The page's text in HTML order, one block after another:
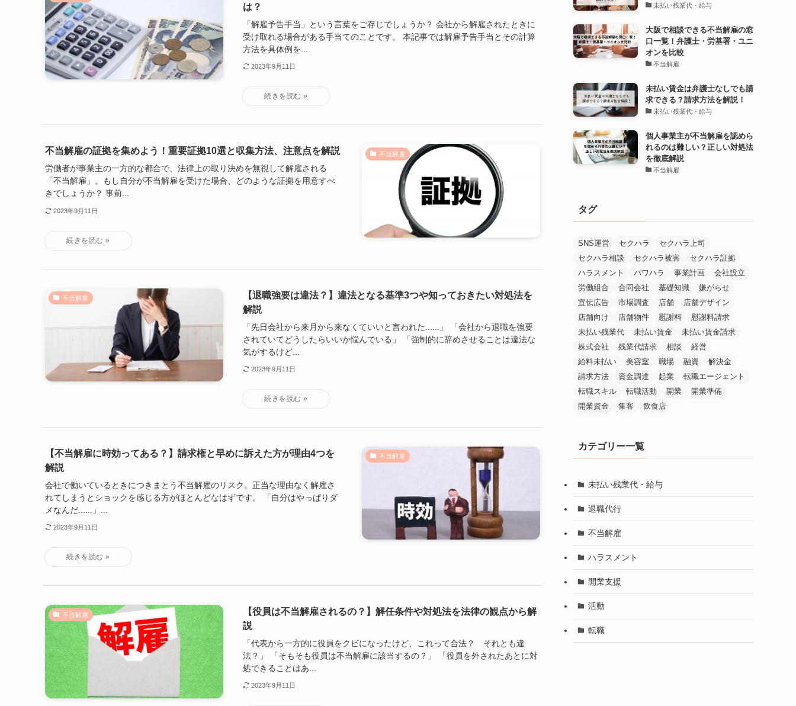
は？
「解雇予告手当」という言葉をご存じでしょうか？ 会社から解雇されたときに
受け取れる場合がある手当てのことです。 本記事では解雇予告手当とその計算
方法を具体例を...
2023年9月11日
不当解雇
不当解雇の証拠を集めよう！重要証拠10選と収集方法、注意点を解説
労働者が事業主の一方的な都合で、法律上の取り決めを無視して解雇される
「不当解雇」。もし自分が不当解雇を受けた場合、どのような証拠を用意すべ
きでしょうか？ 事前...
2023年9月11日
不当解雇
【退職強要は違法？】違法となる基準3つや知っておきたい対処法を
解説
「先日会社から来月から来なくていいと言われた......」 「会社から退職を強要
されていてどうしたらいいか悩んでいる」 「強制的に辞めさせることは違法な
気がするけど...
2023年9月11日
不当解雇
【不当解雇に時効ってある？】請求権と早めに訴えた方が理由4つを
解説
会社で働いているときにつきまとう不当解雇のリスク。正当な理由なく解雇さ
れてしまうとショックを感じる方がほとんどなはずです。 「自分はやっぱりダ
メなんだ......」...
2023年9月11日
不当解雇
【役員は不当解雇されるの？】解任条件や対処法を法律の観点から解
説
「代表から一方的に役員をクビになったけど、これって合法？ それとも違
法？」 「そもそも役員は不当解雇に該当するの？」 「役員を外されたあとに対
処できることはあ...
2023年9月11日
未払い残業代・給与
大阪で相談できる不当解雇の窓
口一覧！弁護士・労基署・ユニ
オンを比較
不当解雇
未払い賃金は弁護士なしでも請
求できる？請求方法を解説！
未払い残業代・給与
個人事業主が不当解雇を認めら
れるのは難しい？正しい対処法
を徹底解説
不当解雇
タグ
SNS運営 セクハラ
セクハラ上司
セクハラ相談
セクハラ被害
セクハラ証拠
ハラスメント
パワハラ 事業計画
会社設立
労働組合
合同会社 基礎知識
嫌がらせ
宣伝広告
市場調査 店舗
店舗デザイン
店舗向け
店舗物件 慰謝料
慰謝料請求
未払い残業代
未払い賃金
未払い賃金請求
株式会社
残業代請求 相談
経営
給料未払い
美容室 職場 融資
解決金
請求方法
資金調達 起業
転職エージェント
転職スキル
転職活動 開業
開業準備
開業資金
集客 飲食店
カテゴリー一覧
未払い残業代・給与
退職代行
不当解雇
ハラスメント
開業支援
活動
転職